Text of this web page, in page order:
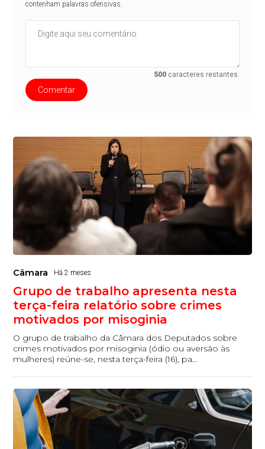
contenham palavras ofensivas.
500 caracteres restantes.
Comentar
Câmara Há 2 meses
Grupo de trabalho apresenta nesta
terça-feira relatório sobre crimes
motivados por misoginia
O grupo de trabalho da Câmara dos Deputados sobre
crimes motivados por misoginia (ódio ou aversão às
mulheres) reúne-se, nesta terça-feira (16), pa...